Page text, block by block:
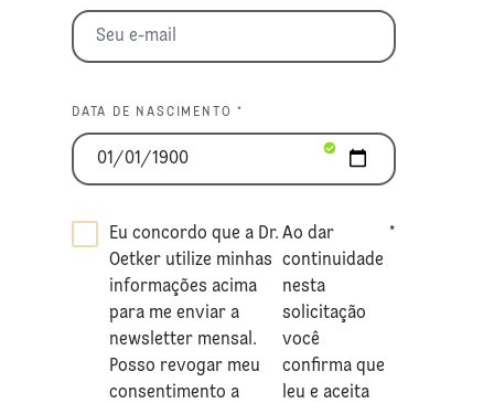
DATA DE NASCIMENTO *
Eu concordo que a Dr.
Oetker utilize minhas
informações acima
para me enviar a
newsletter mensal.
Posso revogar meu
consentimento a
Ao dar
continuidade
nesta
solicitação
você
confirma que
leu e aceita
*